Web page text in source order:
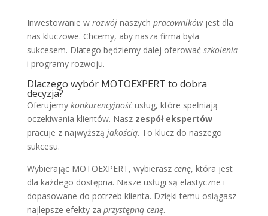
Inwestowanie w rozwójnaszych pracownikówjest dla
nas kluczowe. Chcemy, aby nasza firma była
sukcesem. Dlatego będziemy dalej oferować szkolenia
i programy rozwoju.
Dlaczego wybór MOTOEXPERT to dobra
decyzja?
Oferujemy konkurencyjnośćusług, które spełniają
oczekiwania klientów. Nasz zespół ekspertów
pracuje z najwyższą jakością. To klucz do naszego
sukcesu.
Wybierając MOTOEXPERT, wybierasz cenę, która jest
dla każdego dostępna. Nasze usługi są elastyczne i
dopasowane do potrzeb klienta. Dzięki temu osiągasz
najlepsze efekty za przystępną cenę.